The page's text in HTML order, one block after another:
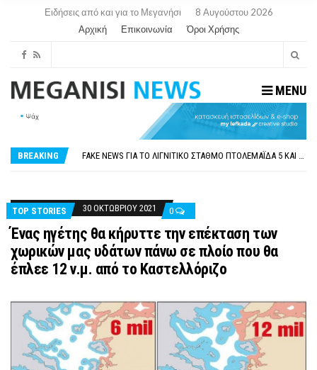
Ειδήσεις από και για το Μεγανήσι
8 Αυγούστου 2026
Αρχική
Επικοινωνία Όροι Χρήσης
MENU
BREAKING
ΠΑΡΑΙΤΉΘΗΚΕ Η ΑΝΤΙΔΉΜΑΡΧΟΣ ΠΟΛΙΤΙΣΜΟΎ ΜΕΓΑΝΗΣΊΟΥ Κ . ΕΥΑΓΓΕΛΊΑ ΜΕΛΆ. Η ΕΠΙΣΤΟΛΉ ΤΗΣ ΠΑΡΑΊΤΗΣΗΣ
FAKE NEWS ΓΙΑ ΤΟ ΛΙΓΝΙΤΙΚΌ ΣΤΑΘΜΌ ΠΤΟΛΕΜΑΪ́ΔΑ 5 ΚΑΙ ΤΗΝ ΕΝΕΡΓΕΙΑΚΉ ΑΣΦΆΛΕΙΑ ΤΗΣ ΧΏΡΑΣ
TOP STORIES
30 ΟΚΤΩΒΡΊΟΥ 2021 0
Ένας ηγέτης θα κήρυττε την επέκταση των
χωρικών μας υδάτων πάνω σε πλοίο που θα
έπλεε 12 ν.μ. από το Καστελλόριζο